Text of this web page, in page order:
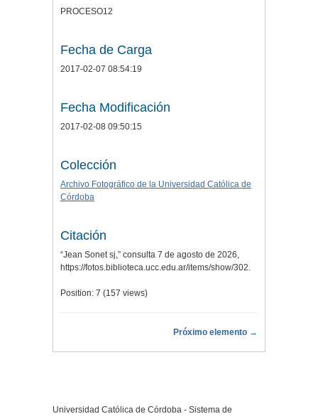
PROCESO12
Fecha de Carga
2017-02-07 08:54:19
Fecha Modificación
2017-02-08 09:50:15
Colección
Archivo Fotográfico de la Universidad Católica de
Córdoba
Citación
“Jean Sonet sj,” consulta 7 de agosto de 2026,
https://fotos.biblioteca.ucc.edu.ar/items/show/302.
Position: 7 (157 views)
Próximo elemento →
Universidad Católica de Córdoba - Sistema de